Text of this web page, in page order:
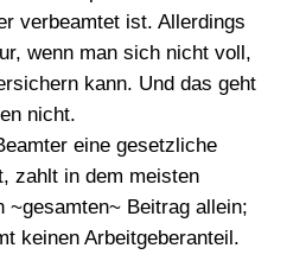
verbeamtet ist. Allerdings
wenn man sich nicht voll,
kann. Und das geht
nicht.
eine gesetzliche
zahlt in dem meisten
~gesamten~ Beitrag allein;
keinen Arbeitgeberanteil.